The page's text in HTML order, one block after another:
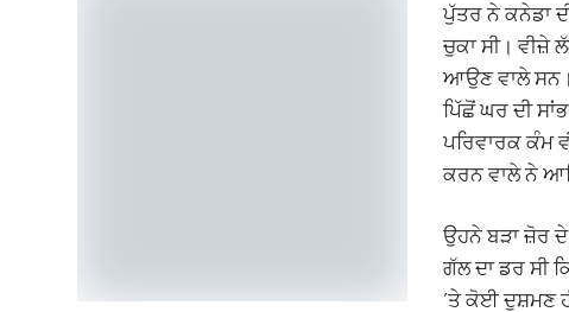
ਪੁੱਤਰ ਨੇ ਕਨੇਡਾ
ਚੁਕਾ ਸੀ। ਵੀਜ਼ੇ
ਆਉਣ ਵਾਲੇ ਸਨ।
ਪਿੱਛੋਂ ਘਰ ਦੀ
ਪਰਿਵਾਰਕ ਕੰਮ
ਕਰਨ ਵਾਲੇ ਨੇ
ਉਹਨੇ ਬੜਾ ਜ਼ੋਰ ਦੇ
ਗੱਲ ਦਾ ਡਰ ਸੀ
’ਤੇ ਕੋਈ ਦੁਸ਼ਮਣ